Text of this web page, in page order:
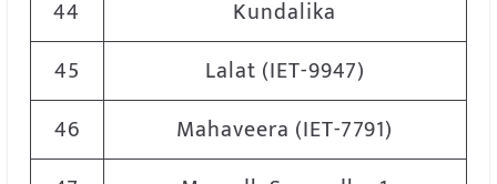
44
Kundalika
45
Lalat (IET-9947)
46
Mahaveera (IET-7791)